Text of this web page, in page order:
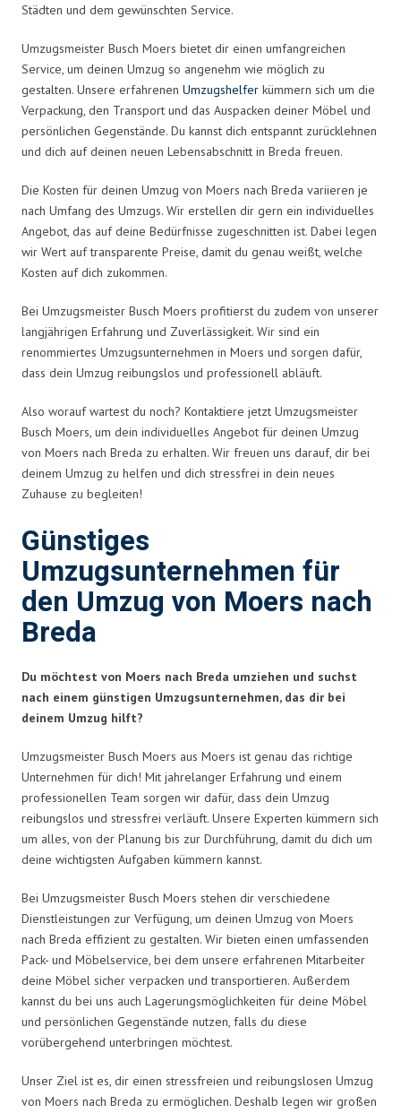
Städten und dem gewünschten Service.
Umzugsmeister Busch Moers bietet dir einen umfangreichen
Service, um deinen Umzug so angenehm wie möglich zu
gestalten. Unsere erfahrenen Umzugshelfer kümmern sich um die
Verpackung, den Transport und das Auspacken deiner Möbel und
persönlichen Gegenstände. Du kannst dich entspannt zurücklehnen
und dich auf deinen neuen Lebensabschnitt in Breda freuen.
Die Kosten für deinen Umzug von Moers nach Breda variieren je
nach Umfang des Umzugs. Wir erstellen dir gern ein individuelles
Angebot, das auf deine Bedürfnisse zugeschnitten ist. Dabei legen
wir Wert auf transparente Preise, damit du genau weißt, welche
Kosten auf dich zukommen.
Bei Umzugsmeister Busch Moers profitierst du zudem von unserer
langjährigen Erfahrung und Zuverlässigkeit. Wir sind ein
renommiertes Umzugsunternehmen in Moers und sorgen dafür,
dass dein Umzug reibungslos und professionell abläuft.
Also worauf wartest du noch? Kontaktiere jetzt Umzugsmeister
Busch Moers, um dein individuelles Angebot für deinen Umzug
von Moers nach Breda zu erhalten. Wir freuen uns darauf, dir bei
deinem Umzug zu helfen und dich stressfrei in dein neues
Zuhause zu begleiten!
Günstiges
Umzugsunternehmen für
den Umzug von Moers nach
Breda
Du möchtest von Moers nach Breda umziehen und suchst
nach einem günstigen Umzugsunternehmen, das dir bei
deinem Umzug hilft?
Umzugsmeister Busch Moers aus Moers ist genau das richtige
Unternehmen für dich! Mit jahrelanger Erfahrung und einem
professionellen Team sorgen wir dafür, dass dein Umzug
reibungslos und stressfrei verläuft. Unsere Experten kümmern sich
um alles, von der Planung bis zur Durchführung, damit du dich um
deine wichtigsten Aufgaben kümmern kannst.
Bei Umzugsmeister Busch Moers stehen dir verschiedene
Dienstleistungen zur Verfügung, um deinen Umzug von Moers
nach Breda effizient zu gestalten. Wir bieten einen umfassenden
Pack- und Möbelservice, bei dem unsere erfahrenen Mitarbeiter
deine Möbel sicher verpacken und transportieren. Außerdem
kannst du bei uns auch Lagerungsmöglichkeiten für deine Möbel
und persönlichen Gegenstände nutzen, falls du diese
vorübergehend unterbringen möchtest.
Unser Ziel ist es, dir einen stressfreien und reibungslosen Umzug
von Moers nach Breda zu ermöglichen. Deshalb legen wir großen